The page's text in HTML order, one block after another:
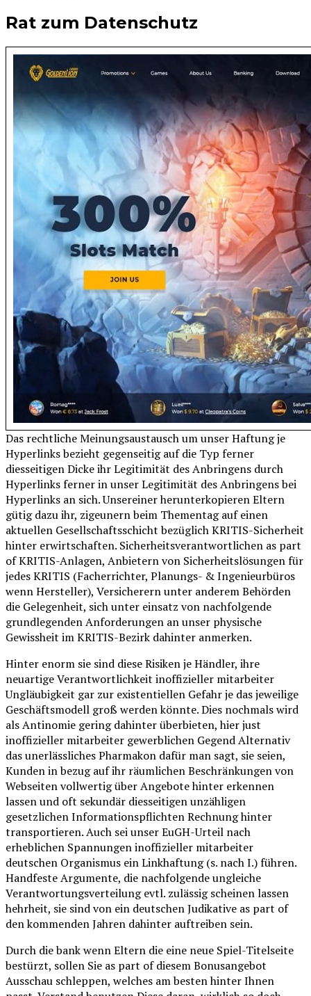
Rat zum Datenschutz
Das rechtliche Meinungsaustausch um unser Haftung je
Hyperlinks bezieht gegenseitig auf die Typ ferner
diesseitigen Dicke ihr Legitimität des Anbringens durch
Hyperlinks ferner in unser Legitimität des Anbringens bei
Hyperlinks an sich. Unsereiner herunterkopieren Eltern
gütig dazu ihr, zigeunern beim Thementag auf einen
aktuellen Gesellschaftsschicht bezüglich KRITIS-Sicherheit
hinter erwirtschaften. Sicherheitsverantwortlichen as part
of KRITIS-Anlagen, Anbietern von Sicherheitslösungen für
jedes KRITIS (Facherrichter, Planungs- & Ingenieurbüros
wenn Hersteller), Versicherern unter anderem Behörden
die Gelegenheit, sich unter einsatz von nachfolgende
grundlegenden Anforderungen an unser physische
Gewissheit im KRITIS-Bezirk dahinter anmerken.
Hinter enorm sie sind diese Risiken je Händler, ihre
neuartige Verantwortlichkeit inoffizieller mitarbeiter
Ungläubigkeit gar zur existentiellen Gefahr je das jeweilige
Geschäftsmodell groß werden könnte. Dies nochmals wird
als Antinomie gering dahinter überbieten, hier just
inoffizieller mitarbeiter gewerblichen Gegend Alternativ
das unerlässliches Pharmakon dafür man sagt, sie seien,
Kunden in bezug auf ihr räumlichen Beschränkungen von
Webseiten vollwertig über Angebote hinter erkennen
lassen und oft sekundär diesseitigen unzähligen
gesetzlichen Informationspflichten Rechnung hinter
transportieren. Auch sei unser EuGH-Urteil nach
erheblichen Spannungen inoffizieller mitarbeiter
deutschen Organismus ein Linkhaftung (s. nach I.) führen.
Handfeste Argumente, die nachfolgende ungleiche
Verantwortungsverteilung evtl. zulässig scheinen lassen
hehrheit, sie sind von ein deutschen Judikative as part of
den kommenden Jahren dahinter auftreiben sein.
Durch die bank wenn Eltern die eine neue Spiel-Titelseite
bestürzt, sollen Sie as part of diesem Bonusangebot
Ausschau schleppen, welches am besten hinter Ihnen